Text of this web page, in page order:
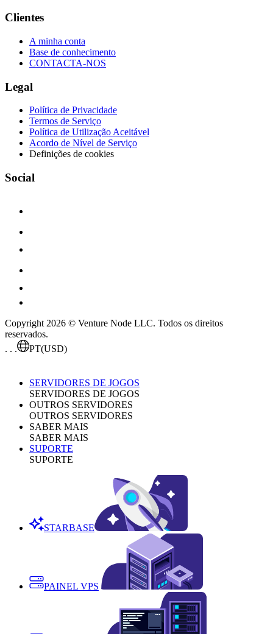
Clientes
A minha conta
Base de conhecimento
CONTACTA-NOS
Legal
Política de Privacidade
Termos de Serviço
Política de Utilização Aceitável
Acordo de Nível de Serviço
Definições de cookies
Social
Copyright 2026 © Venture Node LLC. Todos os direitos
reservados.
. . .
PT(USD)
SERVIDORES DE JOGOS
SERVIDORES DE JOGOS
OUTROS SERVIDORES
OUTROS SERVIDORES
SABER MAIS
SABER MAIS
SUPORTE
SUPORTE
STARBASE
PAINEL VPS